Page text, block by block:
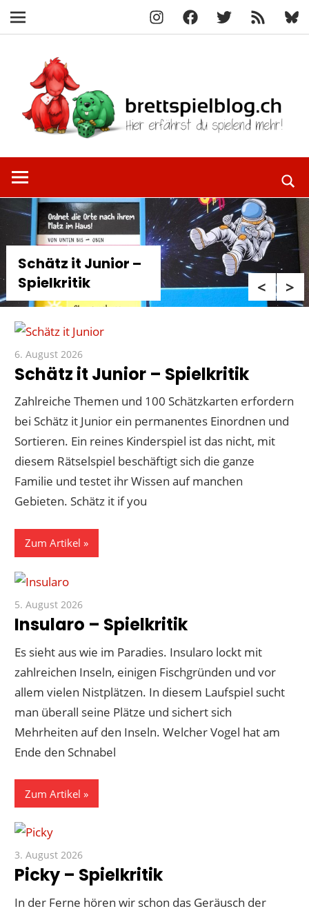
InstagramFacebook
X
RSS-
Feed
Navigation
springen
erfährst
spielend
mehr!
Schätz it Junior –
Spielkritik
6. August 2026
Schätz it Junior – Spielkritik
Zahlreiche Themen und 100 Schätzkarten erfordern
bei Schätz it Junior ein permanentes Einordnen und
Sortieren. Ein reines Kinderspiel ist das nicht, mit
diesem Rätselspiel beschäftigt sich die ganze
Familie und testet ihr Wissen auf manchen
Gebieten. Schätz it if you
Zum Artikel
5. August 2026
Insularo – Spielkritik
Es sieht aus wie im Paradies. Insularo lockt mit
zahlreichen Inseln, einigen Fischgründen und vor
allem vielen Nistplätzen. In diesem Laufspiel sucht
man überall seine Plätze und sichert sich
Mehrheiten auf den Inseln. Welcher Vogel hat am
Ende den Schnabel
Zum Artikel
3. August 2026
Picky – Spielkritik
In der Ferne hören wir schon das Geräusch der